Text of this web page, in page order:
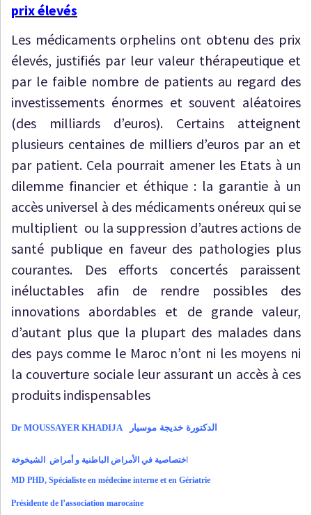
prix élevés
Les médicaments orphelins ont obtenu des prix
élevés, justifiés par leur valeur thérapeutique et
par le faible nombre de patients au regard des
investissements énormes et souvent aléatoires
(des milliards d’euros). Certains atteignent
plusieurs centaines de milliers d’euros par an et
par patient. Cela pourrait amener les Etats à un
dilemme financier et éthique : la garantie à un
accès universel à des médicaments onéreux qui se
multiplient ou la suppression d’autres actions de
santé publique en faveur des pathologies plus
courantes. Des efforts concertés paraissent
inéluctables afin de rendre possibles des
innovations abordables et de grande valeur,
d’autant plus que la plupart des malades dans
des pays comme le Maroc n’ont ni les moyens ni
la couverture sociale leur assurant un accès à ces
produits indispensables
Dr MOUSSAYER KHADIJA الدكتورة خديجة موسيار
اختصاصية في الأمراض الباطنية و أمراض الشيخوخة
MD PHD, Spécialiste en médecine interne et en Gériatrie
Présidente de l’association marocaine